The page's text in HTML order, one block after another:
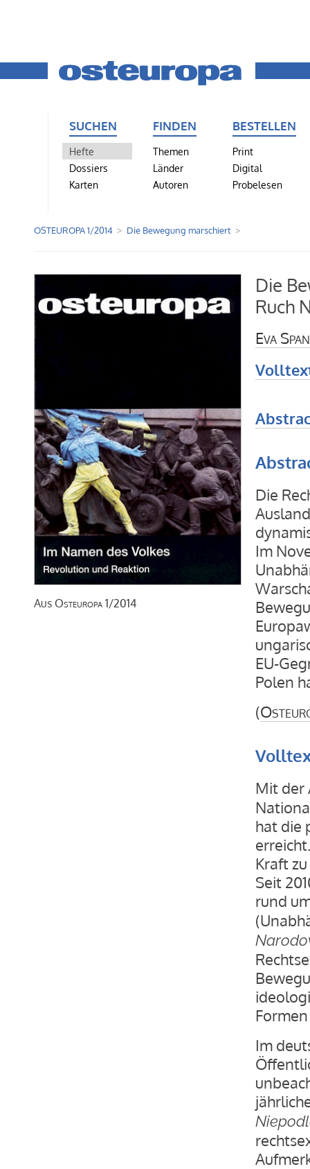
SUCHEN
Hefte
Dossiers
Karten
FINDEN
Themen
Länder
Autoren
BESTELLEN
Print
Digital
Probelesen
OSTEUROPA 1/2014 Die Bewegung marschiert
Aus Osteuropa 1/2014
Die
Ruch
Eva
Die
Im
EU-
Polen
(
Mit der
hat die
Kraft
Seit
rund
Im